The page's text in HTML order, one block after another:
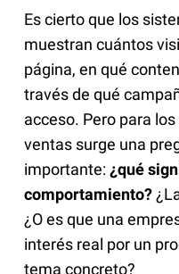
Es cierto que los
muestran cuántos
página, en qué
través de qué
acceso. Pero para
ventas surge una
importante: ¿qué
comportamiento?
¿O es que una
interés real por un
tema concreto?